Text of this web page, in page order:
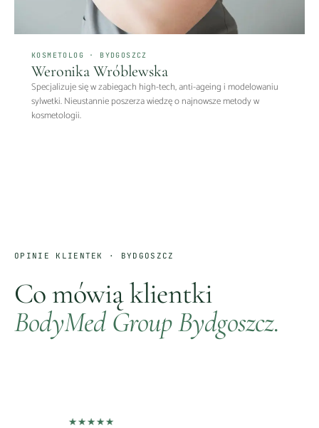
KOSMETOLOG · BYDGOSZCZ
Weronika Wróblewska
Specjalizuje się w zabiegach high-tech, anti-ageing i modelowaniu
sylwetki. Nieustannie poszerza wiedzę o najnowsze metody w
kosmetologii.
OPINIE KLIENTEK · BYDGOSZCZ
Co mówią klientki
BodyMed GroupBydgoszcz.
★